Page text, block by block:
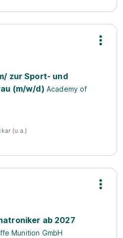
zur Sport- und
(m/w/d) Academy of
(u.a.)
ab 2027
Munition GmbH